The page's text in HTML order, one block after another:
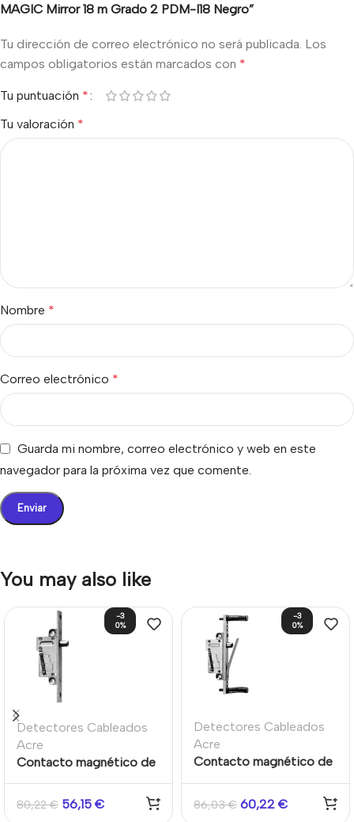
MAGIC Mirror 18 m Grado 2 PDM-I18 Negro”
Tu dirección de correo electrónico no será publicada. Los
campos obligatorios están marcados con *
Tu puntuación *
Tu valoración *
Nombre *
Correo electrónico *
Guarda mi nombre, correo electrónico y web en este
navegador para la próxima vez que comente.
You may also like
-3
0%
Detectores Cableados
Acre
Contacto magnético de
de cierre TKU3
80,22€ 56,15 €
-3
0%
Detectores Cableados
Acre
Contacto magnético de
cerraduras de perno con
resorte protector TKU5
86,03€ 60,22 €